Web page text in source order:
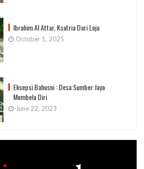
Ibrahim Al Attar, Ksatria Dari Loja
October 1, 2025
Eksepsi Bahusni : Desa Sumber Jaya
Membela Diri
June 22, 2023